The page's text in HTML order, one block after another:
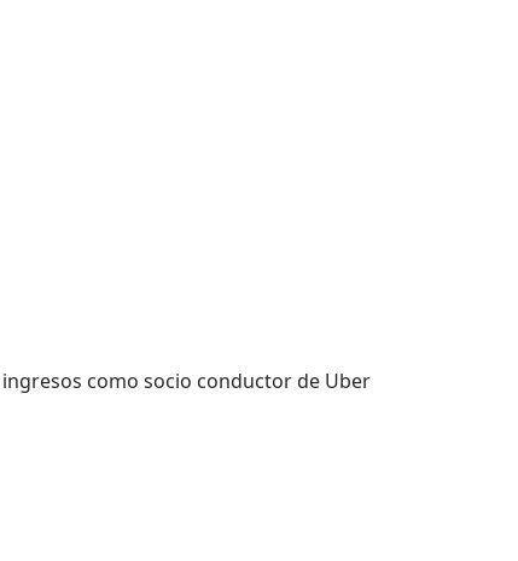
como socio conductor de Uber